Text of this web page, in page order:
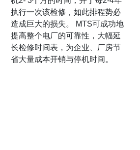
执行一次该检修，如此排程势必
造成巨大的损失。 MTS可成功地
提高整个电厂的可靠性，大幅延
长检修时间表，为企业、厂房节
省大量成本开销与停机时间。